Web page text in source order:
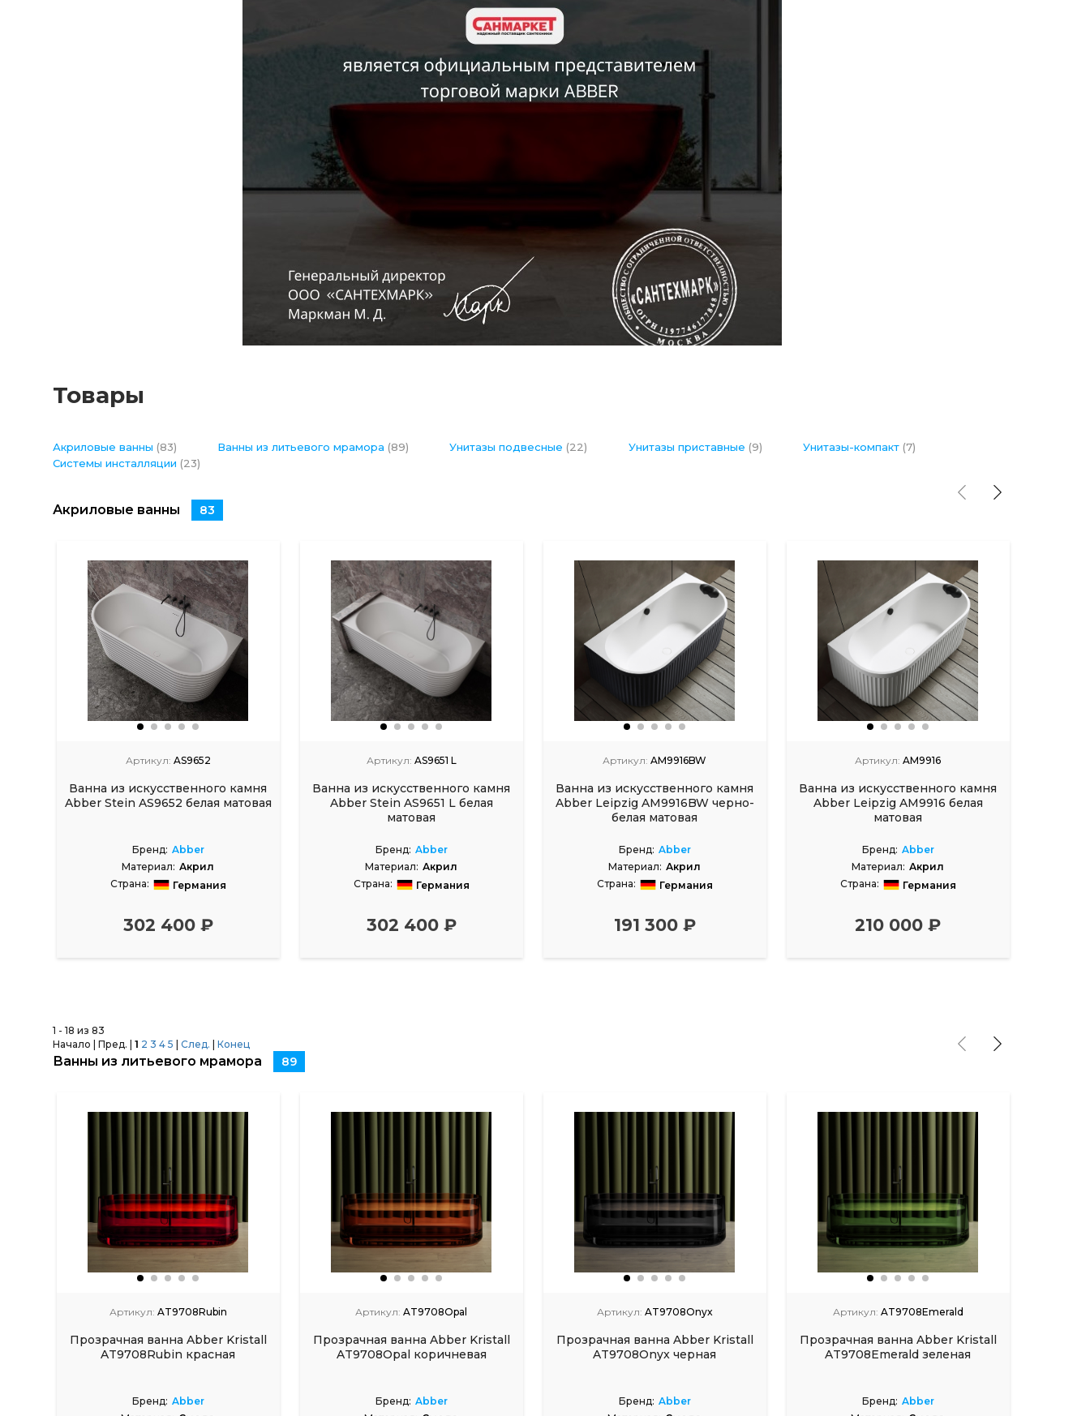
Товары
Акриловые ванны (83) Ванны из литьевого мрамора (89) Унитазы подвесные (22) Унитазы приставные (9) Унитазы-компакт (7)
Системы инсталляции (23)
Акриловые ванны 83
Артикул: AS9652
Ванна из искусственного камня
Abber Stein AS9652 белая матовая
Бренд: Abber
Материал: Акрил
Страна:
Германия
302 400 ₽
Артикул: AS9651 L
Ванна из искусственного камня
Abber Stein AS9651 L белая
матовая
Бренд: Abber
Материал: Акрил
Страна:
Германия
302 400 ₽
Артикул: AM9916BW
Ванна из искусственного камня
Abber Leipzig AM9916BW черно-
белая матовая
Бренд: Abber
Материал: Акрил
Страна:
Германия
191 300 ₽
Артикул: AM9916
Ванна из искусственного камня
Abber Leipzig AM9916 белая
матовая
Бренд: Abber
Материал: Акрил
Страна:
Германия
210 000 ₽
1 - 18 из 83
Начало | Пред. | 1 2 3 4 5 | След. | Конец
Ванны из литьевого мрамора 89
Артикул: AT9708Rubin
Прозрачная ванна Abber Kristall
AT9708Rubin красная
Бренд: Abber
Артикул: AT9708Opal
Прозрачная ванна Abber Kristall
AT9708Opal коричневая
Бренд: Abber
Артикул: AT9708Onyx
Прозрачная ванна Abber Kristall
AT9708Onyx черная
Бренд: Abber
Артикул: AT9708Emerald
Прозрачная ванна Abber Kristall
AT9708Emerald зеленая
Бренд: Abber